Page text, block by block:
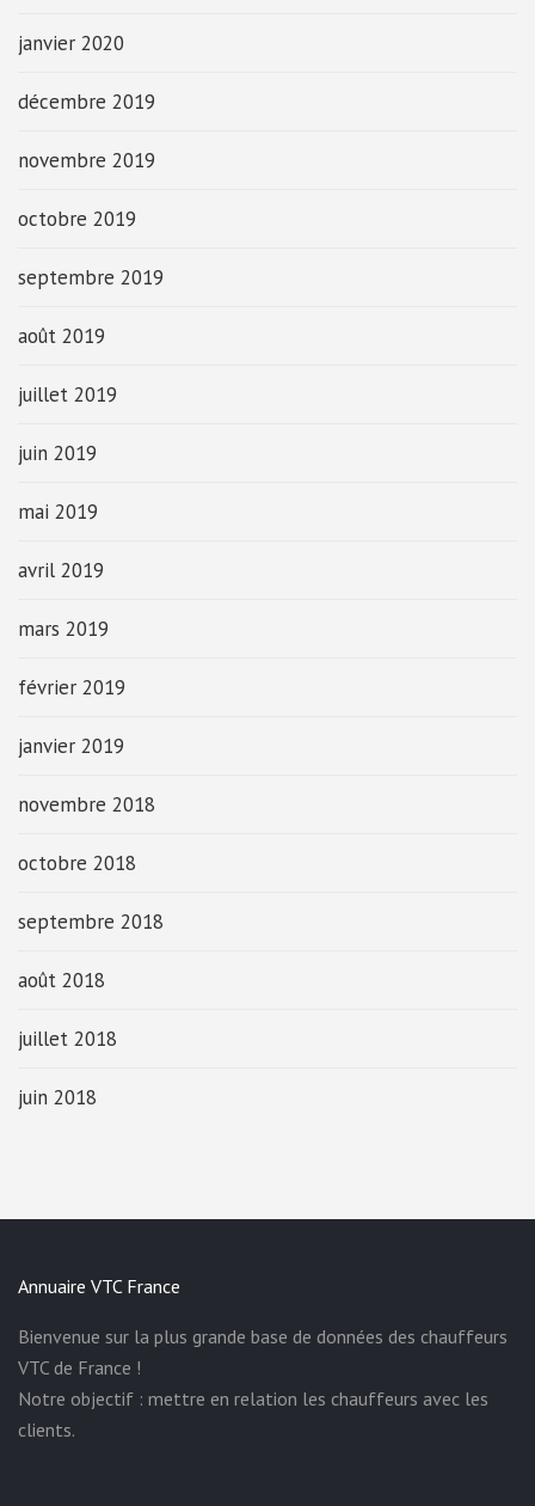
janvier 2020
décembre 2019
novembre 2019
octobre 2019
septembre 2019
août 2019
juillet 2019
juin 2019
mai 2019
avril 2019
mars 2019
février 2019
janvier 2019
novembre 2018
octobre 2018
septembre 2018
août 2018
juillet 2018
juin 2018
Annuaire VTC France
Bienvenue sur la plus grande base de données des chauffeurs
VTC de France !
Notre objectif : mettre en relation les chauffeurs avec les
clients.